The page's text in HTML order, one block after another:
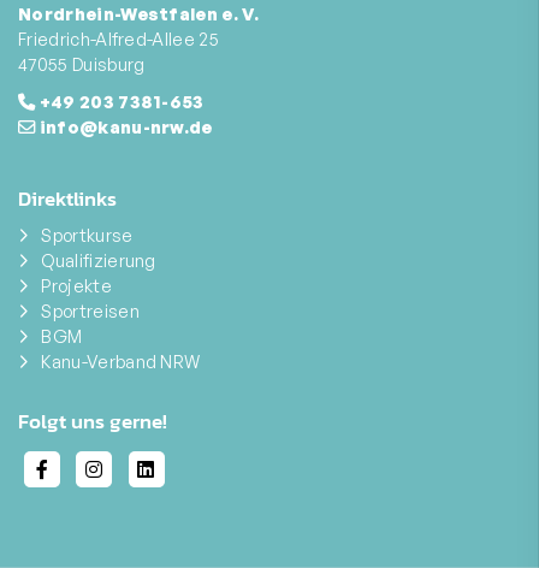
Nordrhein-Westfalen e. V.
Friedrich-Alfred-Allee 25
47055 Duisburg
+49 203 7381-653
info@kanu-nrw.de
Direktlinks
Sportkurse
Qualifizierung
Projekte
Sportreisen
BGM
Kanu-Verband NRW
Folgt uns gerne!